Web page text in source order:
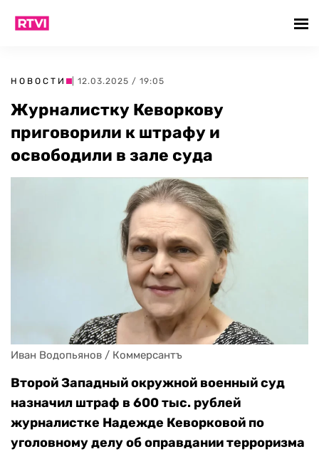
НОВОСТИ | 12.03.2025 / 19:05
Журналистку Кеворкову
приговорили к штрафу и
освободили в зале суда
Иван Водопьянов / Коммерсантъ
Второй Западный окружной военный суд
назначил штраф в 600 тыс. рублей
журналистке Надежде Кеворковой по
уголовному делу об оправдании терроризма